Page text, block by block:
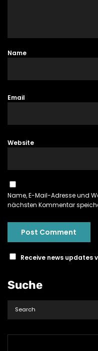
Name
Email
Website
Name, E-Mail-Adresse und
nächsten Kommentar
Receive news updates
Suche